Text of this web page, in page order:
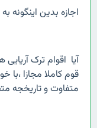
اجازه بدین اینگونه
آیا اقوام ترک
قوم کاملا مجازا
متفاوت و تاریخجه